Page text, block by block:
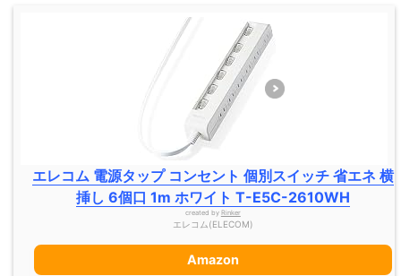
エレコム 電源タップ コンセント 個別スイッチ 省エネ 横
挿し 6個口 1m ホワイト T-E5C-2610WH
created by Rinker
エレコム(ELECOM)
Amazon